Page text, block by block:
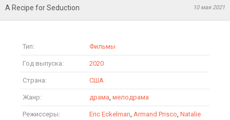
A Recipe for Seduction 10 мая 2021
Тип: Фильмы
Год выпуска: 2020
Страна: США
Жанр: драма, мелодрама
Режиссеры: Eric Eckelman, Armand Prisco, Natalie